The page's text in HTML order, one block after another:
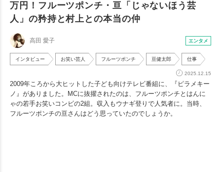
万円！フルーツポンチ・亘「じゃないほう芸
人」の矜持と村上との本当の仲
高田 愛子 エンタメ
インタビュー お笑い芸人 フルーツポンチ 亘健太郎 仕事
2025.12.15
2009年ころから大ヒットした子ども向けテレビ番組に、『ピラメキー
ノ』がありました。MCに抜擢されたのは、フルーツポンチとはんに
ゃの若手お笑いコンビの2組。収入もウナギ登りで人気者に。当時、
フルーツポンチの亘さんはどう思っていたのでしょうか。